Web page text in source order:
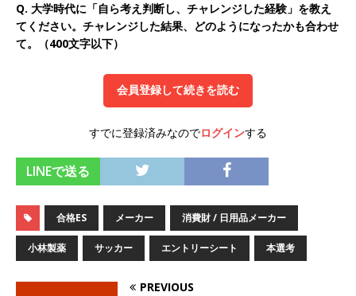
業
50％以上の製品保有!! ｜ 一眼レフ大手メーカー
均6ヶ月以上 ｜ ミツワ電機工業
[ 2026年5月14日 ] 【 28卒 ｜ 書類選考自動合
格!! 】 需要が伸び続ける安定したリフォーム業界
の専門商社 ｜ 大手メーカーとも取引多数!! ｜ 30
Q. 大学時代に「自ら考え判断し、チャレンジした経験」を教え
てください。チャレンジした結果、どのようになったかも合わせ
て。（400文字以下）
会員登録して続きを読む
すでに登録済みなのでログインする
LINEで送る
合格ES メーカー 消費財 / 日用品メーカー
小林製薬 サッカー エントリーシート 本選考
PREVIOUS